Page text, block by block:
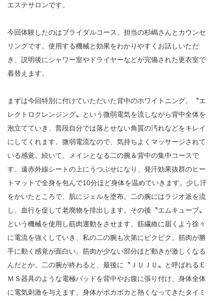
エステサロンです。
今回体験したのはブライダルコース。担当の杉嶋さんとカウンセ
リングです。使用する機械と効果をわかりやすくお話しいただ
き、説明後にシャワー室やドライヤーなどが完備された更衣室で
着替えます。
まずは今回特別に付けていただいた背中のホワイトニング。〝エ
レクトロクレンジング〟という微弱電気を流しながら背中全体を
泡立てていき、普段自分では落とせない角質の汚れなどをキレイ
にしてくれます。微弱電流なので、気持ちよくマッサージされて
いる感覚。続いて、メインとなる二の腕＆背中の集中コースで
す。遠赤外線シートの上にうつぶせになり、発汗効果抜群のヒー
トマットで全身を包んで10分ほど身体を温めていきます。少し汗
をかいたところで、肌にジェルを塗布。二の腕にはラジオ派を流
し、血行を促して老廃物を排出します。その後〝エムキューブ〟
という機械を使用し筋肉運動をさせます。筋繊維に届くよう徐々
に電流を強くしていき、私の二の腕も次第にピクピク。筋肉が勝
手に動く感覚が面白い。筋肉が少ない部分ほど動きが激しくなる
んだとか。二の腕が終わると、最後に〝ＪＵＪＵ〟と呼ばれるＥ
ＭＳ器具のような電極パッドを背中やお腹に張り付け、身体全体
に電気刺激を与えます。身体がポカポカと熱くなってきたタイミ